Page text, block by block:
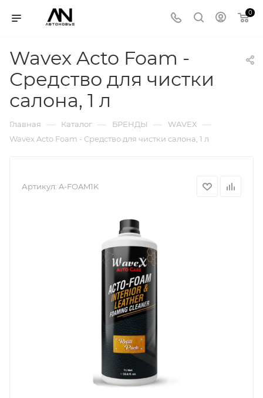
0
Wavex Acto Foam -
Средство для чистки
салона, 1 л
Главная — Каталог — БРЕНДЫ — WAVEX —
Wavex Acto Foam - Средство для чистки салона, 1 л
Артикул: A-FOAM1K